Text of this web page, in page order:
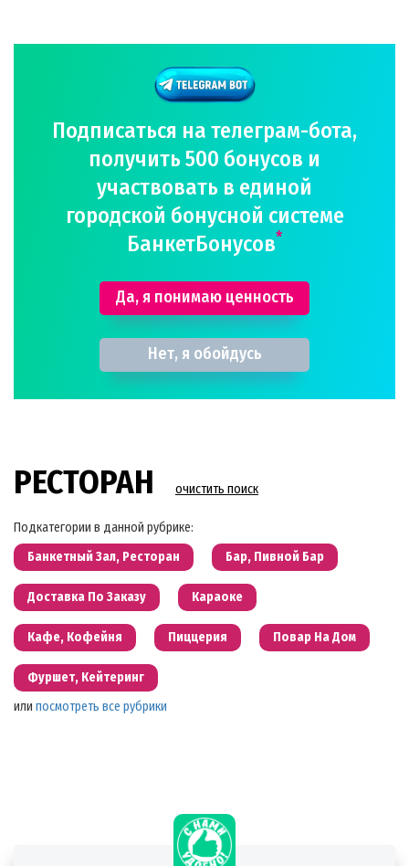
Подписаться на телеграм-бота,
получить 500 бонусов и
участвовать в единой
городской бонусной системе
БанкетБонусов*
Да, я понимаю ценность
Нет, я обойдусь
РЕСТОРАН очистить поиск
Подкатегории в данной рубрике:
Банкетный Зал, Ресторан
Бар, Пивной Бар
Доставка По Заказу Караоке
Кафе, Кофейня Пиццерия Повар На Дом
Фуршет, Кейтеринг
или посмотреть все рубрики